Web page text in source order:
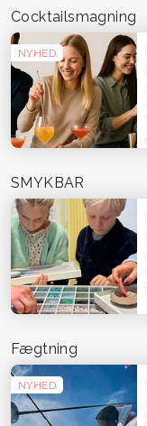
NYHED
Cocktailsmagning
SMYKBAR
NYHED
Fægtning